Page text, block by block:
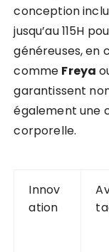
conception
jusqu’au 115H
généreuses, en
comme Freya
garantissent
également une
corporelle.
Innov
ation